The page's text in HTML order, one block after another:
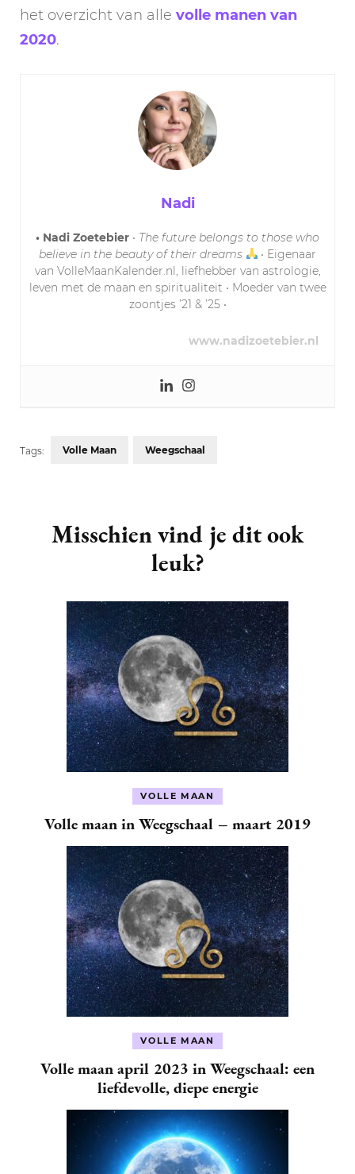
het overzicht van alle volle manen van
2020.
Nadi
• Nadi Zoetebier • The future belongs to those who
believe in the beauty of their dreams
• Eigenaar
van VolleMaanKalender.nl, liefhebber van astrologie,
leven met de maan en spiritualiteit • Moeder van twee
zoontjes ’21 & ’25 •
www.nadizoetebier.nl
Tags: Volle Maan Weegschaal
Navigation
Misschien vind je dit ook
leuk?
VOLLE MAAN
Volle maan in Weegschaal – maart 2019
VOLLE MAAN
Volle maan april 2023 in Weegschaal: een
liefdevolle, diepe energie